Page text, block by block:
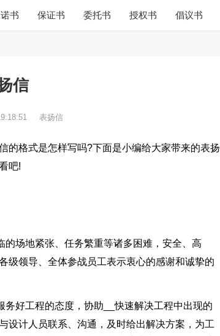
书 保证书 委托书 授权书 倡议书
信
表扬信
的格式是怎样写吗?下面是小编给大家带来的表扬
吧!
场地紧张、任务繁重等诸多困难，安全、高
级领导、全体参战员工表示衷心的感谢和诚挚的
好工程的态度，协助__快速解决工程中出现的
设计人员联系、沟通，及时给出解决方案，为工